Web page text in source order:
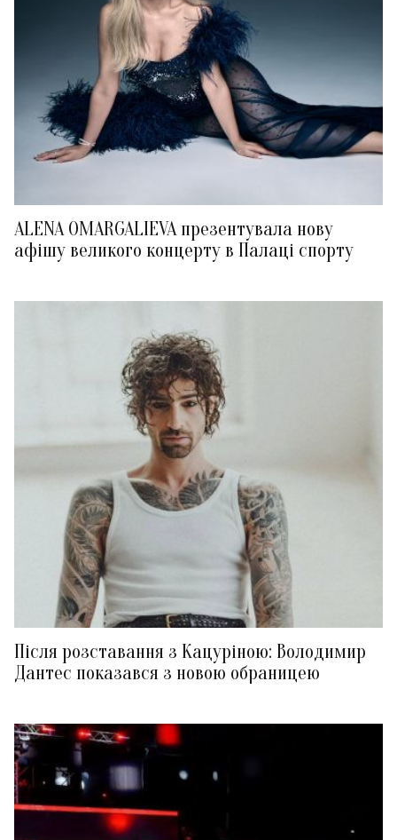
ALENA OMARGALIEVA презентувала нову
афішу великого концерту в Палаці спорту
Після розставання з Кацуріною: Володимир
Дантес показався з новою обраницею